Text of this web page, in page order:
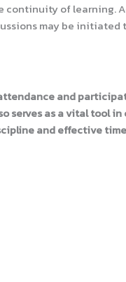
of learning.
may be
and
as a vital tool
and effective